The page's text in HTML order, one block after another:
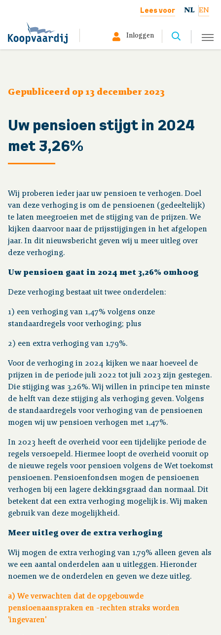
Lees voor NL EN
Deelnemer
Werkgever
Inloggen
Organisatie
Financiële situatie
Publicaties
Gepubliceerd op 13 december 2023
Uw pensioen stijgt in 2024
met 3,26%
Wij proberen ieder jaar uw pensioen te verhogen. Doel
van deze verhoging is om de pensioenen (gedeeltelijk)
te laten meegroeien met de stijging van de prijzen. We
kijken daarvoor naar de prijsstijgingen in het afgelopen
jaar. In dit nieuwsbericht geven wij u meer uitleg over
deze verhoging.
Uw pensioen gaat in 2024 met 3,26% omhoog
Deze verhoging bestaat uit twee onderdelen:
1) een verhoging van 1,47% volgens onze
standaardregels voor verhoging; plus
2) een extra verhoging van 1,79%.
Voor de verhoging in 2024 kijken we naar hoeveel de
prijzen in de periode juli 2022 tot juli 2023 zijn gestegen.
Die stijging was 3,26%. Wij willen in principe ten minste
de helft van deze stijging als verhoging geven. Volgens
de standaardregels voor verhoging van de pensioenen
mogen wij uw pensioen verhogen met 1,47%.
In 2023 heeft de overheid voor een tijdelijke periode de
regels versoepeld. Hiermee loopt de overheid vooruit op
de nieuwe regels voor pensioen volgens de Wet toekomst
pensioenen. Pensioenfondsen mogen de pensioenen
verhogen bij een lagere dekkingsgraad dan normaal. Dit
betekent dat een extra verhoging mogelijk is. Wij maken
gebruik van deze mogelijkheid.
Meer uitleg over de extra verhoging
Wij mogen de extra verhoging van 1,79% alleen geven als
we een aantal onderdelen aan u uitleggen. Hieronder
noemen we de onderdelen en geven we deze uitleg.
a) We verwachten dat de opgebouwde
pensioenaanspraken en -rechten straks worden
'ingevaren'